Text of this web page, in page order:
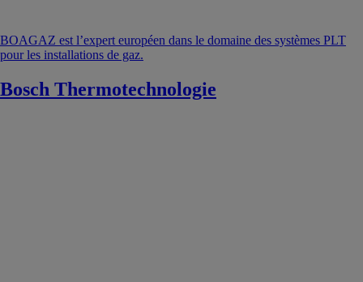
BOAGAZ est l’expert européen dans le domaine des systèmes PLT
pour les installations de gaz.
Bosch Thermotechnologie